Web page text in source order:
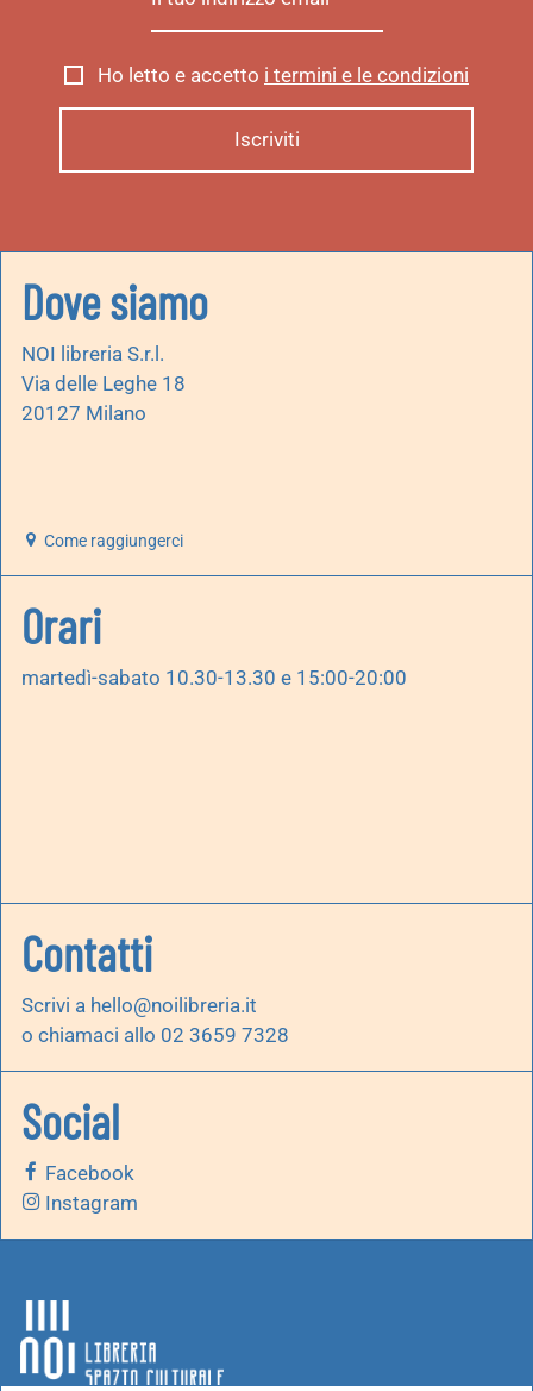
Ho letto e accetto i termini e le condizioni
Dove siamo
NOI libreria S.r.l.
Via delle Leghe 18
20127 Milano
Come raggiungerci
Orari
martedì-sabato 10.30-13.30 e 15:00-20:00
Contatti
Scrivi a hello@noilibreria.it
o chiamaci allo 02 3659 7328
Social
Facebook
Instagram